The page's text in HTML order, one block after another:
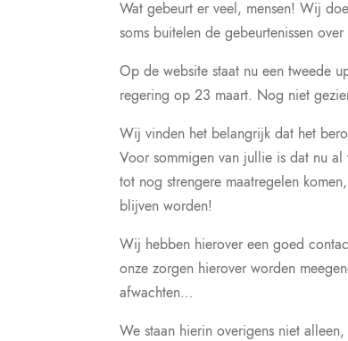
Wat gebeurt er veel, mensen! Wij
soms buitelen de gebeurtenissen
Op de website staat nu een tweede
regering op 23 maart. Nog niet
Wij vinden het belangrijk dat het
Voor sommigen van jullie is dat nu
tot nog strengere maatregelen
blijven worden!
Wij hebben hierover een goed
onze zorgen hierover worden
afwachten…
We staan hierin overigens niet